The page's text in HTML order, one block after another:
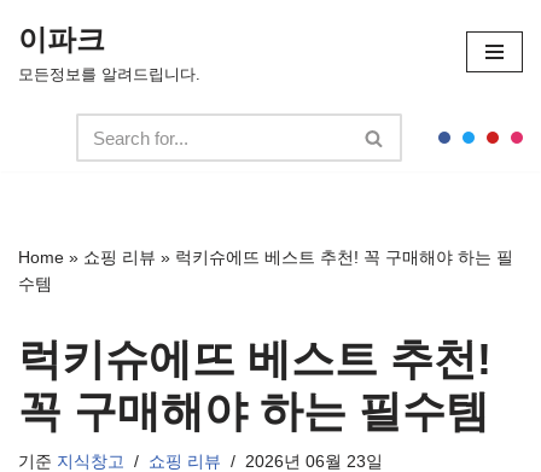
콘
기
이파크
모든정보를 알려드립니다.
Home » 쇼핑 리뷰 » 럭키슈에뜨 베스트 추천! 꼭 구매해야 하는 필
수템
럭키슈에뜨 베스트 추천!
꼭 구매해야 하는 필수템
기준 지식창고 쇼핑 리뷰 2026년 06월 23일